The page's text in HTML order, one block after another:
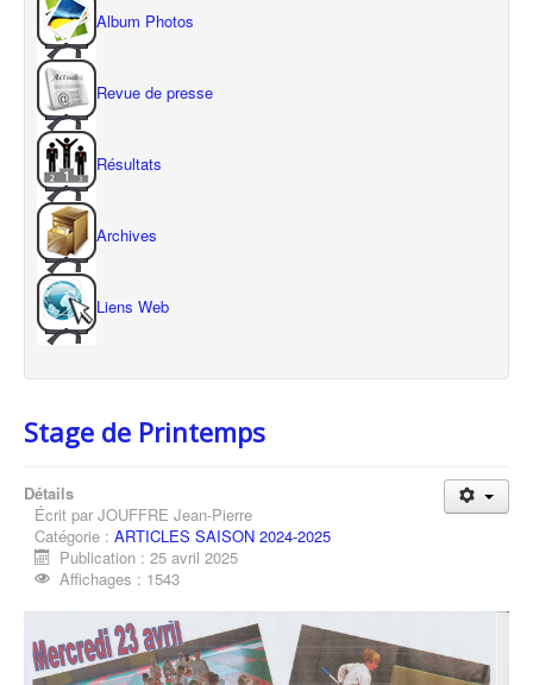
Album Photos
Revue de presse
Résultats
Archives
Liens Web
Stage de Printemps
Détails
Écrit par JOUFFRE Jean-Pierre
Catégorie : ARTICLES SAISON 2024-2025
Publication : 25 avril 2025
Affichages : 1543